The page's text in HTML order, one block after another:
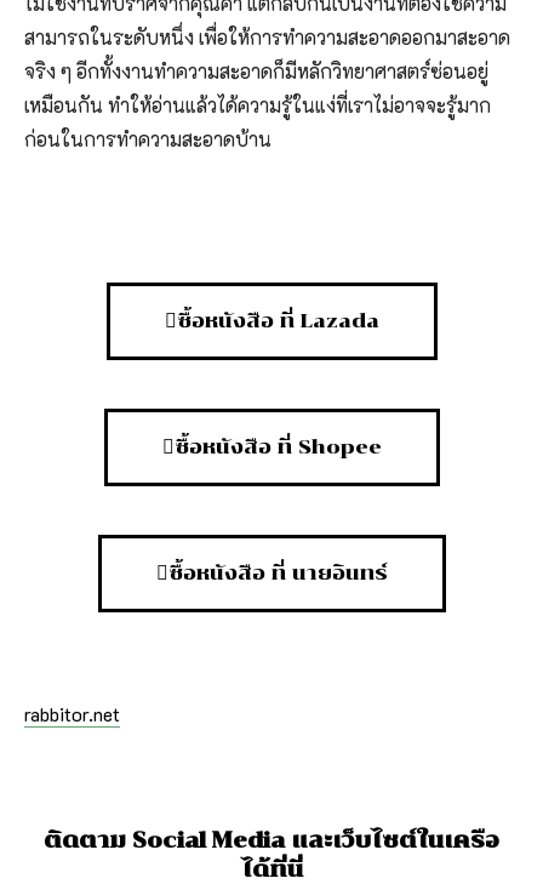
สามารถในระดับหนึ่ง เพื่อให้การทำความสะอาดออกมาสะอาด
จริง ๆ อีกทั้งงานทำความสะอาดก็มีหลักวิทยาศาสตร์ซ่อนอยู่
เหมือนกัน ทำให้อ่านแล้วได้ความรู้ในแง่ที่เราไม่อาจจะรู้มาก
ก่อนในการทำความสะอาดบ้าน
ซื้อหนังสือ ที่ Lazada
ซื้อหนังสือ ที่ Shopee
ซื้อหนังสือ ที่ นายอินทร์
rabbitor.net
ติดตาม Social Media และเว็บไซต์ในเครือ
ได้ที่นี่